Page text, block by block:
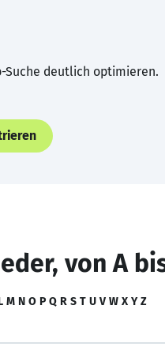
Suche deutlich optimieren.
von A
M N O P Q R S T U V W X Y Z